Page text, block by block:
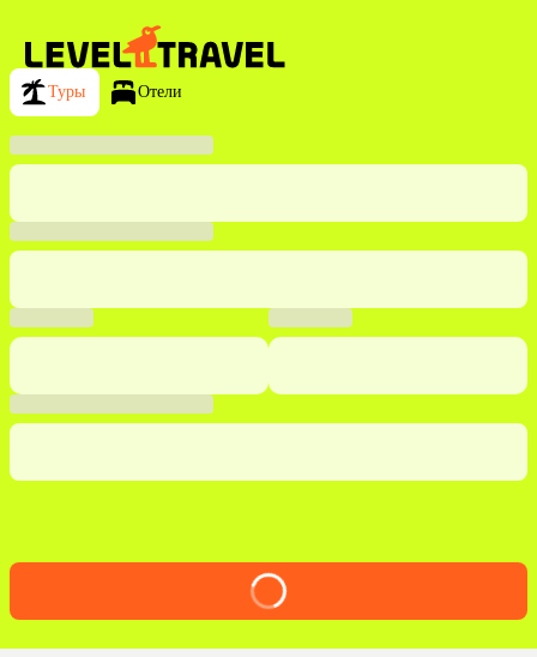
Туры Отели